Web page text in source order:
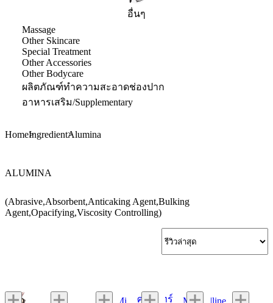
อื่นๆ
Massage
Other Skincare
Special Treatment
Other Accessories
Other Bodycare
ผลิตภัณฑ์ทำความสะอาดช่องปาก
อาหารเสริม/Supplementary
HomeIngredientAlumina
ALUMINA
(Abrasive,Absorbent,Anticaking Agent,Bulking
Agent,Opacifying,Viscosity Controlling)
MizuMi
ศรีจันทร์
Maybelline